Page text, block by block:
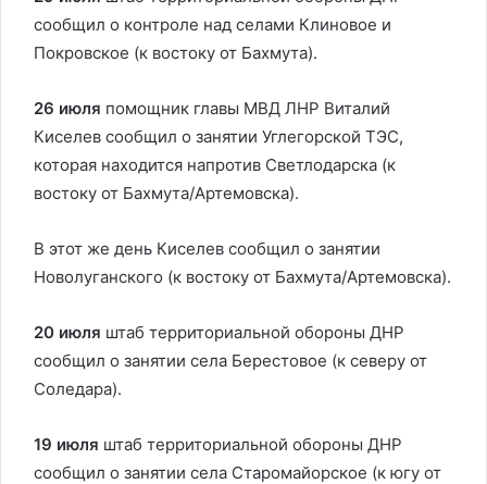
сообщил о контроле над селами Клиновое и
Покровское (к востоку от Бахмута).
26 июля помощник главы МВД ЛНР Виталий
Киселев сообщил о занятии Углегорской ТЭС,
которая находится напротив Светлодарска (к
востоку от Бахмута/Артемовска).
В этот же день Киселев сообщил о занятии
Новолуганского (к востоку от Бахмута/Артемовска).
20 июля штаб территориальной обороны ДНР
сообщил о занятии села Берестовое (к северу от
Соледара).
19 июля штаб территориальной обороны ДНР
сообщил о занятии села Старомайорское (к югу от